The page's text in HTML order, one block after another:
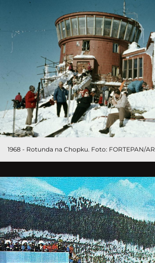
1968 - Rotunda na Chopku. Foto: FORTEPAN/AR